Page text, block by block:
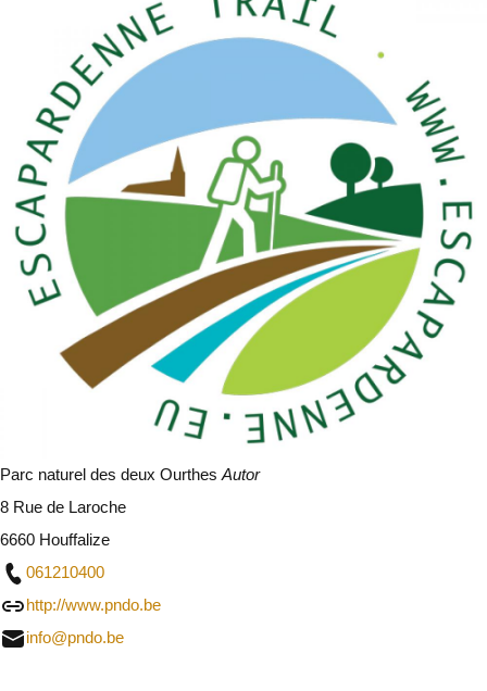
Parc naturel des deux Ourthes Autor
8 Rue de Laroche
6660 Houffalize
061210400
http://www.pndo.be
info@pndo.be